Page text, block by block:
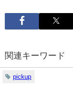
関連キーワード
pickup